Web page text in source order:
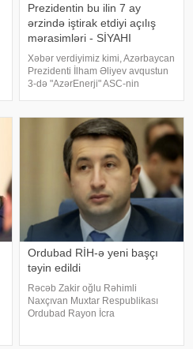
Prezidentin bu ilin 7 ay
ərzində iştirak etdiyi açılış
mərasimləri - SİYAHI
Xəbər verdiyimiz kimi, Azərbaycan
Prezidenti İlham Əliyev avqustun
3-də "AzərEnerji" ASC-nin
açılışında iştirak edib. Dövlət
başçısı cari ilin ötə
Ordubad RİH-ə yeni başçı
təyin edildi
Rəcəb Zakir oğlu Rəhimli
Naxçıvan Muxtar Respublikası
Ordubad Rayon İcra